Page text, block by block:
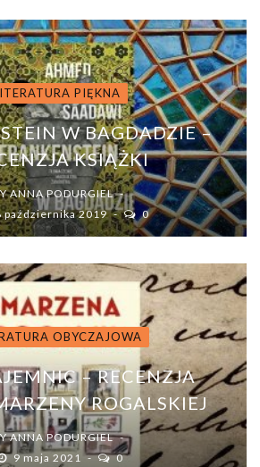
PIĘKNA
W BAGDADZIE –
KSIĄŻKI
ANNA PODURGIEL
października 2019
0
OBYCZAJOWA
– RECENZJA
ROGALSKIEJ
ANNA PODURGIEL
9 maja 2021
0